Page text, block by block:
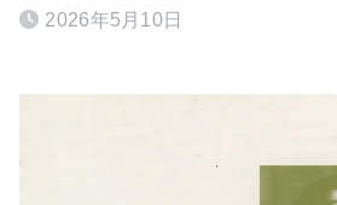
2026年5月10日